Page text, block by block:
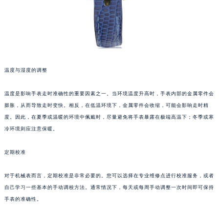
温度与湿度的调整
温度是影响手表走时准确性的重要因素之一。当环境温度升高时，手表内部的金属零件会
膨胀，从而导致走时变快。相反，在低温环境下，金属零件会收缩，可能会影响走时精
度。因此，在夏季或温暖的环境中佩戴时，尽量避免将手表暴露在极端高温下；冬季或寒
冷环境则应注意保暖。
定期校准
对于机械表而言，定期校准是非常必要的。您可以选择在专业维修点进行校准服务，或者
自己学习一些基本的手动调校方法。通常情况下，每天或每周手动调整一次时间即可保持
手表的准确性。